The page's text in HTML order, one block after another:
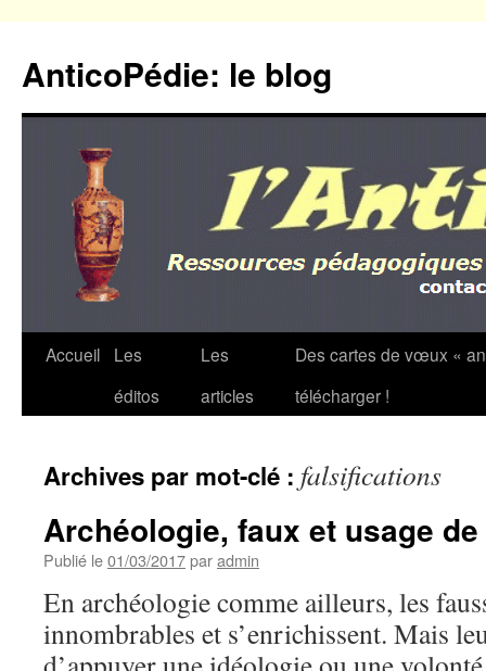
contenu
AnticoPédie: le blog
Accueil
Les
éditos
Les
articles
Des cartes de vœux «
télécharger !
Archives par mot-clé : falsifications
Archéologie, faux et usage
Publié le01/03/2017paradmin
En archéologie comme ailleurs, les
innombrables et s’enrichissent. Mais